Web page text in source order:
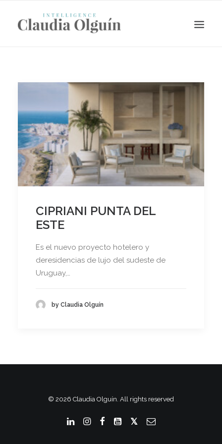
Search
CIPRIANI PUNTA DEL
ESTE
Es el nuevo proyecto hotelero y
deresidencias de lujo del sudeste de
Uruguay,…
by Claudia Olguín
© 2026 Claudia Olguín. All rights reserved